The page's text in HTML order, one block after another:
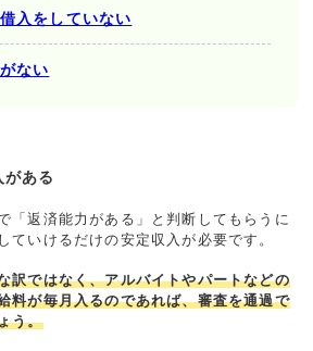
入をしていない
ない
ある
「返済能力がある」と判断してもらうに
ていけるだけの安定収入が必要です。
訳ではなく、アルバイトやパートなどの
料が毎月入るのであれば、審査を通過で
う。